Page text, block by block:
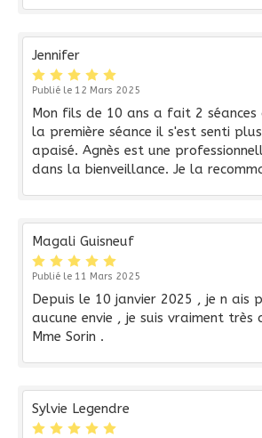
Jennifer
Publié le 12 Mars 2025
Mon fils de 10 ans a fait 2 séances
la première séance il s'est senti
apaisé. Agnès est une
dans la bienveillance. Je la
Magali Guisneuf
Publié le 11 Mars 2025
Depuis le 10 janvier 2025 , je n ais
aucune envie , je suis vraiment très
Mme Sorin .
Sylvie Legendre